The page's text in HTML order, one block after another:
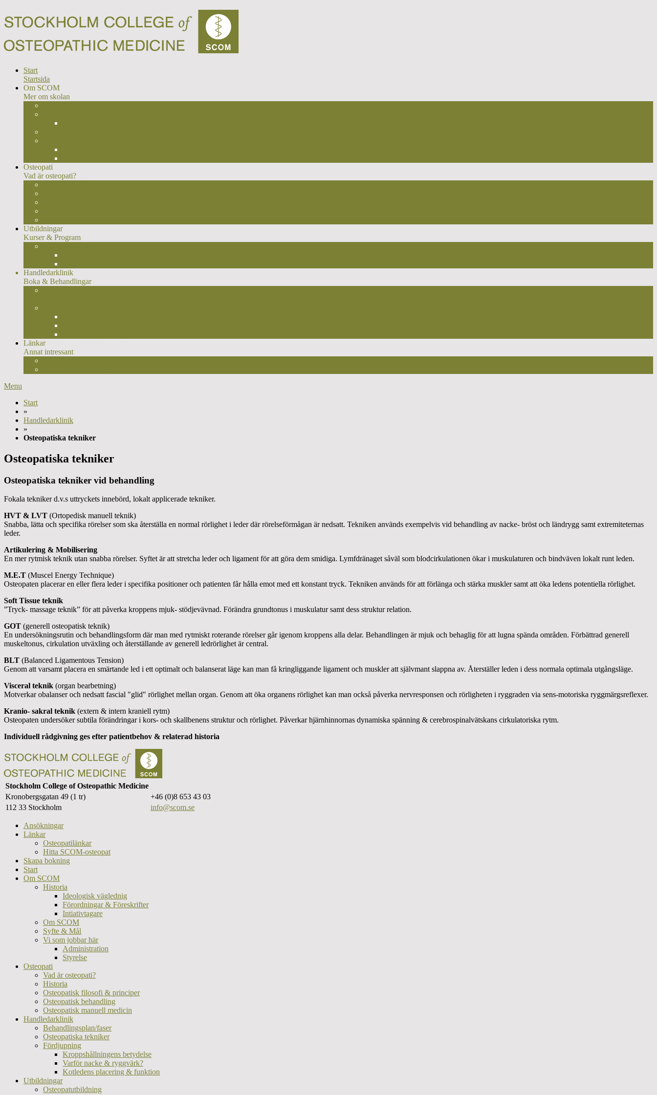
Start
Startsida
Om SCOM
Mer om skolan
Osteopati
Vad är osteopati?
Utbildningar
Kurser & Program
Handledarklinik
Boka & Behandlingar
Länkar
Annat intressant
Menu
Start
»
Handledarklinik
»
Osteopatiska tekniker
Osteopatiska tekniker
Osteopatiska tekniker vid behandling
Fokala tekniker d.v.s uttryckets innebörd, lokalt applicerade tekniker.
HVT & LVT (Ortopedisk manuell teknik)
Snabba, lätta och specifika rörelser som ska återställa en normal rörlighet i leder där rörelseförmågan är nedsatt. Tekniken används exempelvis vid behandling av nacke- bröst och ländrygg samt extremiteternas
leder.
Artikulering & Mobilisering
En mer rytmisk teknik utan snabba rörelser. Syftet är att stretcha leder och ligament för att göra dem smidiga. Lymfdränaget såväl som blodcirkulationen ökar i muskulaturen och bindväven lokalt runt leden.
M.E.T (Muscel Energy Technique)
Osteopaten placerar en eller flera leder i specifika positioner och patienten får hålla emot med ett konstant tryck. Tekniken används för att förlänga och stärka muskler samt att öka ledens potentiella rörlighet.
Soft Tissue teknik
”Tryck- massage teknik” för att påverka kroppens mjuk- stödjevävnad. Förändra grundtonus i muskulatur samt dess struktur relation.
GOT (generell osteopatisk teknik)
En undersökningsrutin och behandlingsform där man med rytmiskt roterande rörelser går igenom kroppens alla delar. Behandlingen är mjuk och behaglig för att lugna spända områden. Förbättrad generell
muskeltonus, cirkulation utväxling och återställande av generell ledrörlighet är central.
BLT (Balanced Ligamentous Tension)
Genom att varsamt placera en smärtande led i ett optimalt och balanserat läge kan man få kringliggande ligament och muskler att självmant slappna av. Återställer leden i dess normala optimala utgångsläge.
Visceral teknik (organ bearbetning)
Motverkar obalanser och nedsatt fascial "glid" rörlighet mellan organ. Genom att öka organens rörlighet kan man också påverka nervresponsen och rörligheten i ryggraden via sens-motoriska ryggmärgsreflexer.
Kranio- sakral teknik (extern & intern kraniell rytm)
Osteopaten undersöker subtila förändringar i kors- och skallbenens struktur och rörlighet. Påverkar hjärnhinnornas dynamiska spänning & cerebrospinalvätskans cirkulatoriska rytm.
Individuell rådgivning ges efter patientbehov & relaterad historia
Stockholm College of Osteopathic Medicine
Kronobergsgatan 49 (1 tr)
+46 (0)8 653 43 03
112 33 Stockholm
info@scom.se
Ansökningar
Länkar
Osteopatilänkar
Hitta SCOM-osteopat
Skapa bokning
Start
Om SCOM
Historia
Ideologisk väglednig
Förordningar & Föreskrifter
Intiativtagare
Om SCOM
Syfte & Mål
Vi som jobbar här
Administration
Styrelse
Osteopati
Vad är osteopati?
Historia
Osteopatisk filosofi & principer
Osteopatisk behandling
Osteopatisk manuell medicin
Handledarklinik
Behandlingsplan/faser
Osteopatiska tekniker
Fördjupning
Kroppshållningens betydelse
Varför nacke & ryggvärk?
Kotledens placering & funktion
Utbildningar
Osteopatutbildning